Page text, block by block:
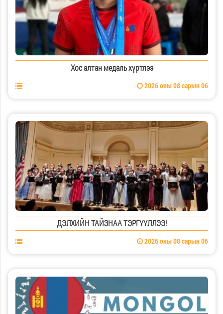
Хос алтан медаль хүртлээ
2026 оны 08 сарын 06
ДЭЛХИЙН ТАЙЗНАА ТЭРГҮҮЛЛЭЭ!
2026 оны 08 сарын 06